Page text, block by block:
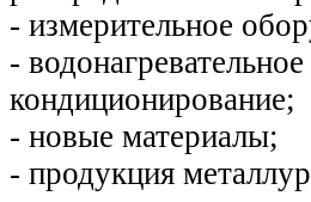
- измерительное
-
кондиционирование;
- новые материалы;
- продукция